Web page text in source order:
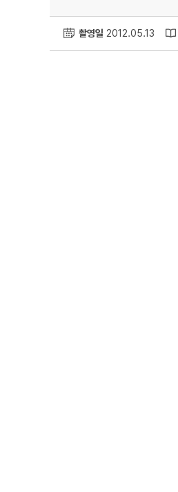
촬영일 2012.05.13